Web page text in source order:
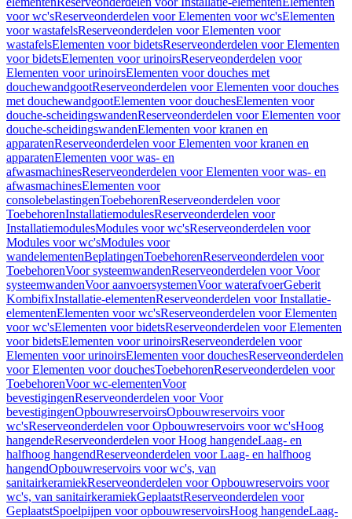
voor wc'sReserveonderdelen voor Elementen voor wc'sElementen
voor wastafelsReserveonderdelen voor Elementen voor
wastafelsElementen voor bidetsReserveonderdelen voor Elementen
voor bidetsElementen voor urinoirsReserveonderdelen voor
Elementen voor urinoirsElementen voor douches met
douchewandgootReserveonderdelen voor Elementen voor douches
met douchewandgootElementen voor douchesElementen voor
douche-scheidingswandenReserveonderdelen voor Elementen voor
douche-scheidingswandenElementen voor kranen en
apparatenReserveonderdelen voor Elementen voor kranen en
apparatenElementen voor was- en
afwasmachinesReserveonderdelen voor Elementen voor was- en
afwasmachinesElementen voor
consolebelastingenToebehorenReserveonderdelen voor
ToebehorenInstallatiemodulesReserveonderdelen voor
InstallatiemodulesModules voor wc'sReserveonderdelen voor
Modules voor wc'sModules voor
wandelementenBeplatingenToebehorenReserveonderdelen voor
ToebehorenVoor systeemwandenReserveonderdelen voor Voor
systeemwandenVoor aanvoersystemenVoor waterafvoerGeberit
KombifixInstallatie-elementenReserveonderdelen voor Installatie-
elementenElementen voor wc'sReserveonderdelen voor Elementen
voor wc'sElementen voor bidetsReserveonderdelen voor Elementen
voor bidetsElementen voor urinoirsReserveonderdelen voor
Elementen voor urinoirsElementen voor douchesReserveonderdelen
voor Elementen voor douchesToebehorenReserveonderdelen voor
ToebehorenVoor wc-elementenVoor
bevestigingenReserveonderdelen voor Voor
bevestigingenOpbouwreservoirsOpbouwreservoirs voor
wc'sReserveonderdelen voor Opbouwreservoirs voor wc'sHoog
hangendeReserveonderdelen voor Hoog hangendeLaag- en
halfhoog hangendReserveonderdelen voor Laag- en halfhoog
hangendOpbouwreservoirs voor wc's, van
sanitairkeramiekReserveonderdelen voor Opbouwreservoirs voor
wc's, van sanitairkeramiekGeplaatstReserveonderdelen voor
GeplaatstSpoelpijpen voor opbouwreservoirsHoog hangendeLaag-